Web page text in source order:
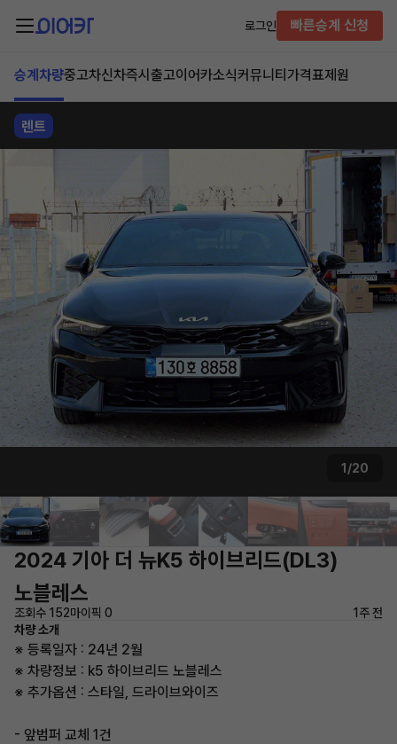
로그인 빠른승계 신청
승계차량중고차신차즉시출고이어카소식커뮤니티 가격표제원
렌트
1/20
2024 기아 더 뉴K5 하이브리드(DL3)
노블레스
조회수 152마이픽 0
1주 전
차량 소개
※ 등록일자 : 24년 2월
※ 차량정보 : k5 하이브리드 노블레스
※ 추가옵션 : 스타일, 드라이브와이즈
- 앞범퍼 교체 1건